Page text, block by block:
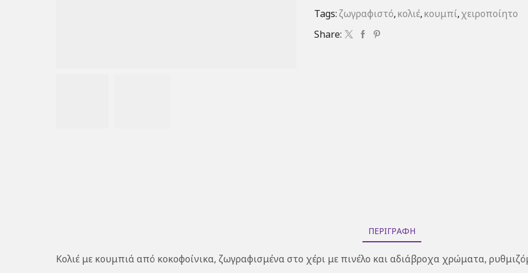
Tags:ζωγραφιστό,κολιέ,κουμπί,χειροποίητο
Share:
ΠΕΡΙΓΡΑΦΉ
Κολιέ με κουμπιά από κοκοφοίνικα, ζωγραφισμένα στο χέρι με πινέλο και αδιάβροχα χρώματα,